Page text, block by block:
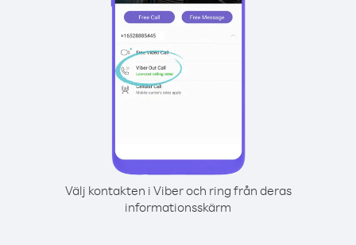
Välj kontakten i Viber och ring från deras
informationsskärm